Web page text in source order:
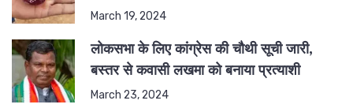
March 19, 2024
लोकसभा के लिए कांग्रेस की चौथी सूची जारी,
बस्तर से कवासी लखमा को बनाया प्रत्याशी
March 23, 2024